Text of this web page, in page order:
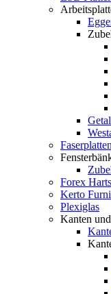
Faserplatten
Forex
Kerto
Plexiglas
Kanten